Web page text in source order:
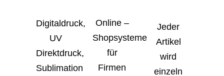
Digitaldruck,
UV
Direktdruck,
Sublimation
Online –
Shopsysteme
für
Firmen
Jeder
Artikel
wird
einzeln